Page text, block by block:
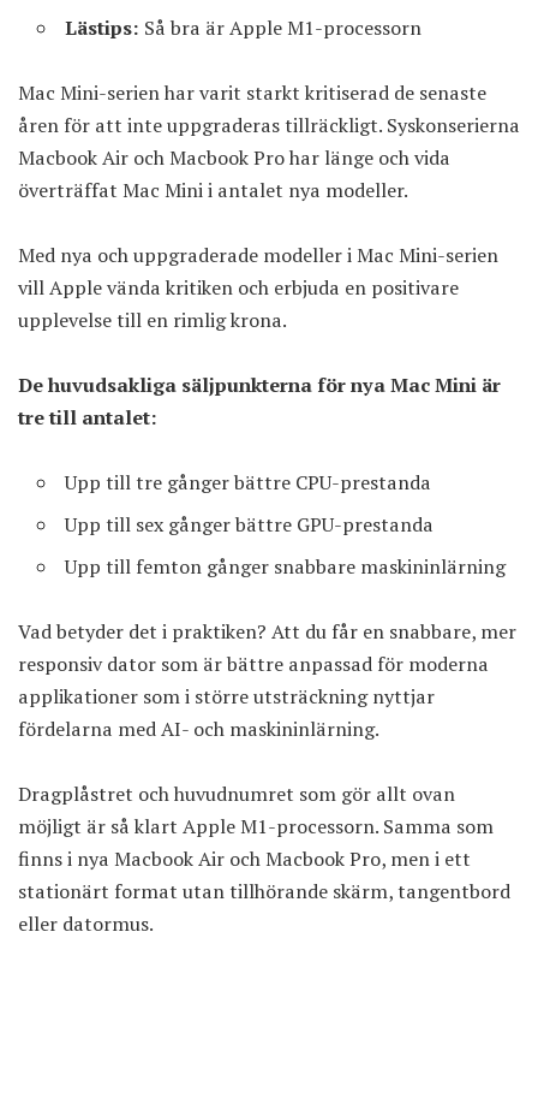
Lästips: Så bra är Apple M1-processorn
Mac Mini-serien har varit starkt kritiserad de senaste
åren för att inte uppgraderas tillräckligt. Syskonserierna
Macbook Air och Macbook Pro har länge och vida
överträffat Mac Mini i antalet nya modeller.
Med nya och uppgraderade modeller i Mac Mini-serien
vill Apple vända kritiken och erbjuda en positivare
upplevelse till en rimlig krona.
De huvudsakliga säljpunkterna för nya Mac Mini är
tre till antalet:
Upp till tre gånger bättre CPU-prestanda
Upp till sex gånger bättre GPU-prestanda
Upp till femton gånger snabbare maskininlärning
Vad betyder det i praktiken? Att du får en snabbare, mer
responsiv dator som är bättre anpassad för moderna
applikationer som i större utsträckning nyttjar
fördelarna med AI- och maskininlärning.
Dragplåstret och huvudnumret som gör allt ovan
möjligt är så klart Apple M1-processorn. Samma som
finns i nya Macbook Air och Macbook Pro, men i ett
stationärt format utan tillhörande skärm, tangentbord
eller datormus.